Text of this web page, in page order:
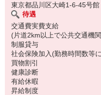
東京都品川区大崎1-6-45号館
待遇
交通費実費支給
(片道2km以上で公共交通機
制服貸与
社会保険加入(勤務時間数等
買物割引
健康診断
有給休暇
昇給制度